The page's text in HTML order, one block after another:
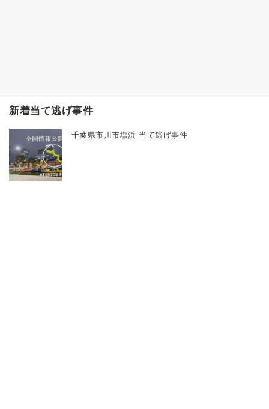
新着当て逃げ事件
千葉県市川市塩浜 当て逃げ事件